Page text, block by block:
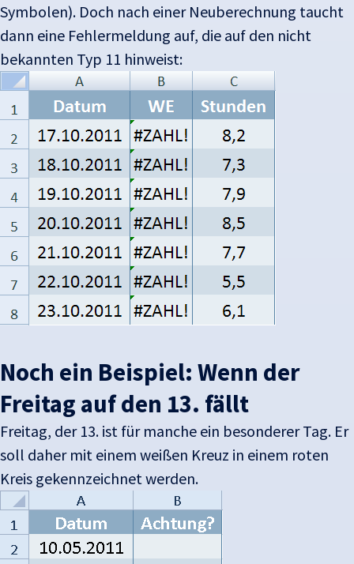
Symbolen). Doch nach einer Neuberechnung taucht
dann eine Fehlermeldung auf, die auf den nicht
bekannten Typ 11 hinweist:
Noch ein Beispiel: Wenn der
Freitag auf den 13. fällt
Freitag, der 13. ist für manche ein besonderer Tag. Er
soll daher mit einem weißen Kreuz in einem roten
Kreis gekennzeichnet werden.